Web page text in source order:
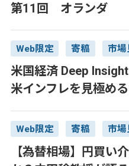
第11回 オランダ
Web限定 寄稿 市場
米国経済 Deep
米インフレを見極め
Web限定 寄稿 市場
【為替相場】円買い